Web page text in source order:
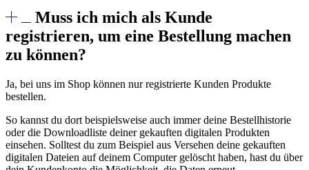
Muss ich mich als Kunde
registrieren, um eine Bestellung machen
zu können?
Ja, bei uns im Shop können nur registrierte Kunden Produkte
bestellen.
So kannst du dort beispielsweise auch immer deine Bestellhistorie
oder die Downloadliste deiner gekauften digitalen Produkten
einsehen. Solltest du zum Beispiel aus Versehen deine gekauften
digitalen Dateien auf deinem Computer gelöscht haben, hast du über